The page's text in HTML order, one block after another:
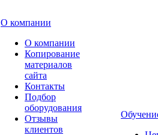
О компании
О компании
Копирование
материалов
сайта
Контакты
Подбор
оборудования
Отзывы
клиентов